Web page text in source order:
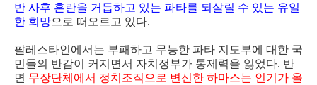
반 사후 혼란을 거듭하고 있는 파타를 되살릴 수 있는 유일
한 희망으로 떠오르고 있다.
팔레스타인에서는 부패하고 무능한 파타 지도부에 대한 국
민들의 반감이 커지면서 자치정부가 통제력을 잃었다. 반
면 무장단체에서 정치조직으로 변신한 하마스는 인기가 올